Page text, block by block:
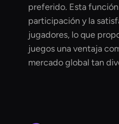
preferido. Esta
participación y la
jugadores, lo que
juegos una ventaja
mercado global tan